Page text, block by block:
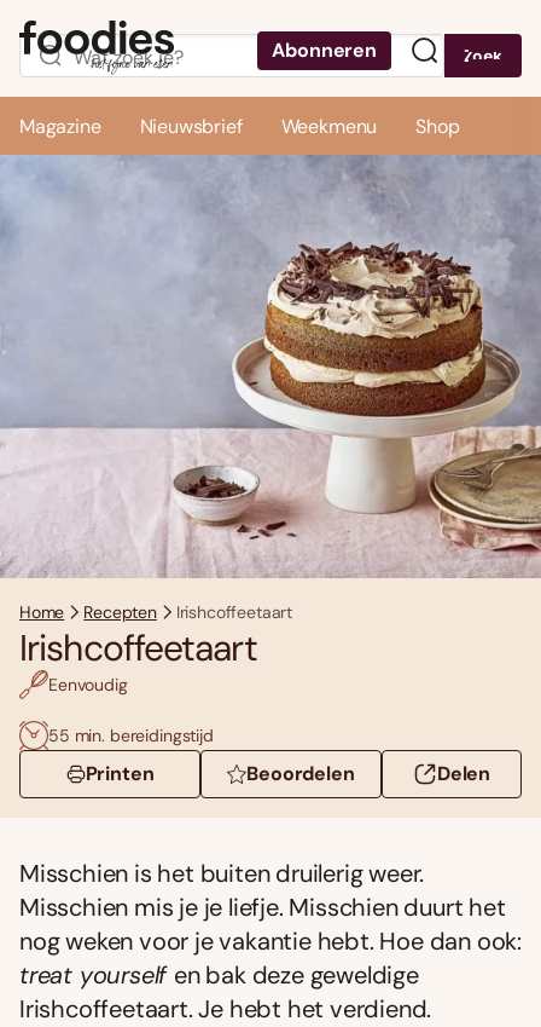
Abonneren Zoek
Magazine Nieuwsbrief Weekmenu Shop
Home Recepten Irishcoffeetaart
Irishcoffeetaart
Eenvoudig
55 min. bereidingstijd
Printen Beoordelen Delen
Misschien is het buiten druilerig weer.
Misschien mis je je liefje. Misschien duurt het
nog weken voor je vakantie hebt. Hoe dan ook:
treat yourself en bak deze geweldige
Irishcoffeetaart. Je hebt het verdiend.